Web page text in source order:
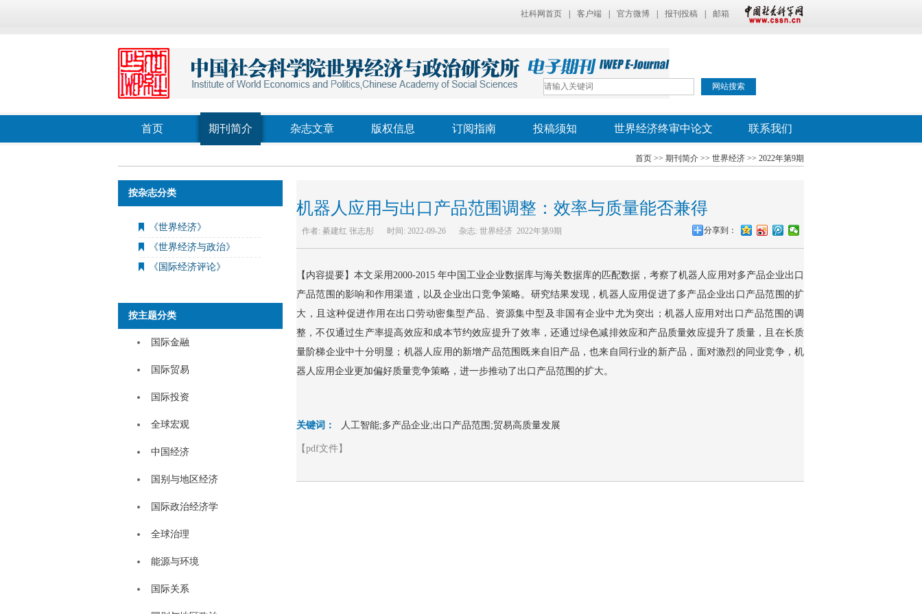
社科网首页 客户端 官方微博 报刊投稿 邮箱
首页 期刊简介 杂志文章 版权信息 订阅指南 投稿须知 世界经济终审中论文 联系我们
首页 >> 期刊简介 >> 世界经济 >> 2022年第9期
按杂志分类
《世界经济》
《世界经济与政治》
《国际经济评论》
按主题分类
国际金融
国际贸易
国际投资
全球宏观
中国经济
国别与地区经济
国际政治经济学
全球治理
能源与环境
国际关系
机器人应用与出口产品范围调整：效率与质量能否兼得
作者: 綦建红 张志彤 时间: 2022-09-26 杂志: 世界经济 2022年第9期 分享到：
【内容提要】本文采用2000-2015 年中国工业企业数据库与海关数据库的匹配数据，考察了机器人应用对多产品企业出口
产品范围的影响和作用渠道，以及企业出口竞争策略。研究结果发现，机器人应用促进了多产品企业出口产品范围的扩
大，且这种促进作用在出口劳动密集型产品、资源集中型及非国有企业中尤为突出；机器人应用对出口产品范围的调
整，不仅通过生产率提高效应和成本节约效应提升了效率，还通过绿色减排效应和产品质量效应提升了质量，且在长质
量阶梯企业中十分明显；机器人应用的新增产品范围既来自旧产品，也来自同行业的新产品，面对激烈的同业竞争，机
器人应用企业更加偏好质量竞争策略，进一步推动了出口产品范围的扩大。
关键词： 人工智能;多产品企业;出口产品范围;贸易高质量发展
【pdf文件】